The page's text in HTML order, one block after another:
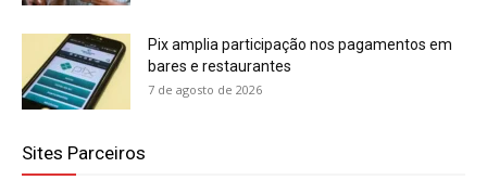
Pix amplia participação nos pagamentos em
bares e restaurantes
7 de agosto de 2026
Sites Parceiros